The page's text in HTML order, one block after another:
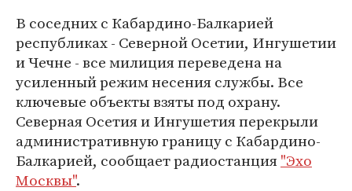
В соседних с Кабардино-Балкарией
республиках - Северной Осетии, Ингушетии
и Чечне - все милиция переведена на
усиленный режим несения службы. Все
ключевые объекты взяты под охрану.
Северная Осетия и Ингушетия перекрыли
административную границу с Кабардино-
Балкарией, сообщает радиостанция"Эхо
Москвы".